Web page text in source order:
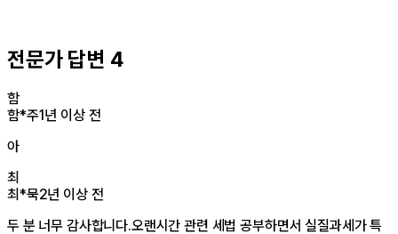
전문가 답변 4
함
함*주1년 이상 전
아
최
최*묵2년 이상 전
두 분 너무 감사합니다.오랜시간 관련 세법 공부하면서 실질과세가 특